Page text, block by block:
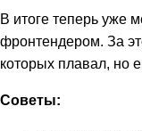
В итоге теперь уже
фронтендером. За
которых плавал, но
Советы: